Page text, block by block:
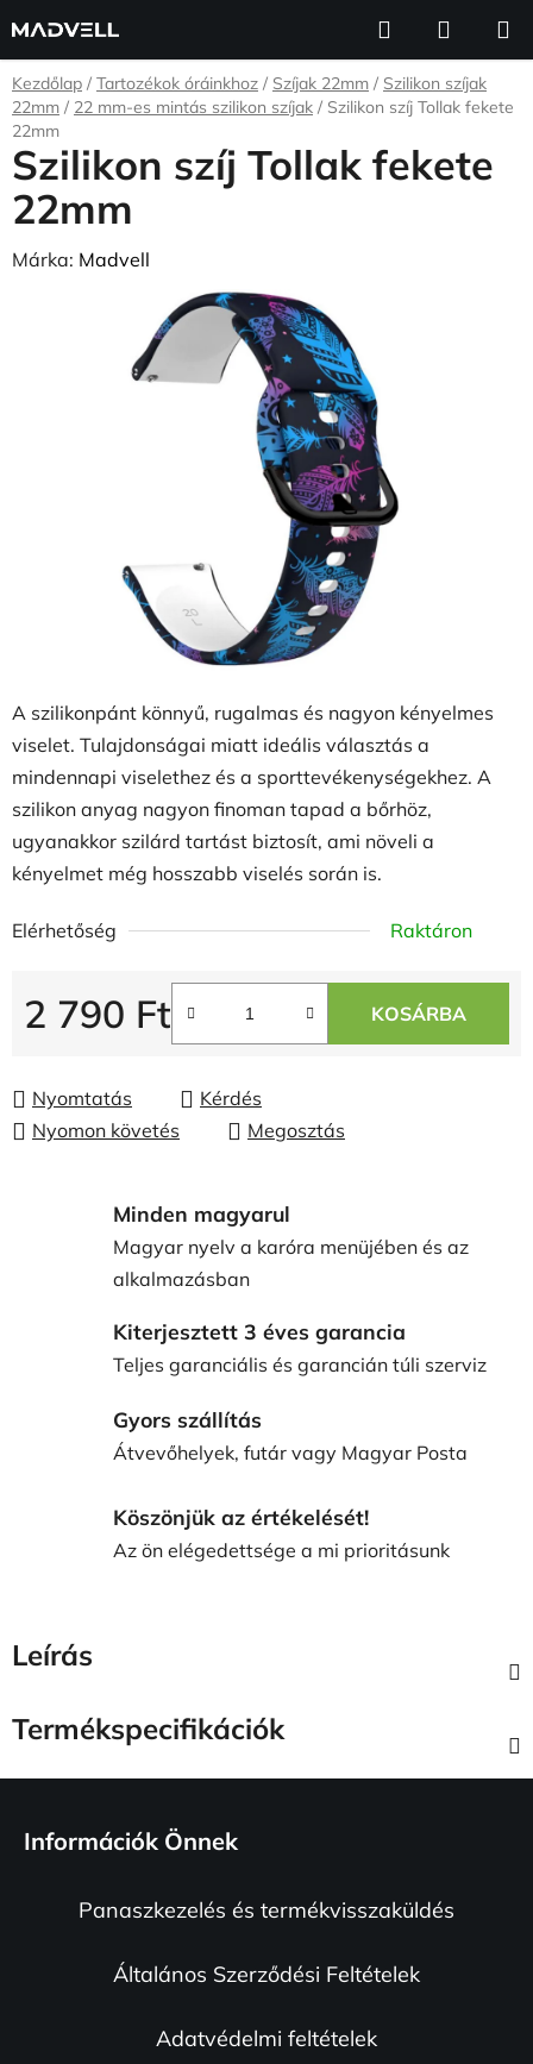
fő
tartalomhoz
KeresésKOSÁR
Kezdőlap / Tartozékok óráinkhoz / Szíjak 22mm / Szilikon szíjak
22mm / 22 mm-es mintás szilikon szíjak / Szilikon szíj Tollak fekete
22mm
A szilikonpánt könnyű, rugalmas és nagyon kényelmes
viselet. Tulajdonságai miatt ideális választás a
mindennapi viselethez és a sporttevékenységekhez. A
szilikon anyag nagyon finoman tapad a bőrhöz,
ugyanakkor szilárd tartást biztosít, ami növeli a
kényelmet még hosszabb viselés során is.
Elérhetőség Raktáron
2 790 Ft KOSÁRBA
Nyomtatás
Kérdés
Nyomon követés
Megosztás
Szilikon szíj Tollak fekete
22mm
Márka: Madvell
Minden magyarul
Magyar nyelv a karóra menüjében és az
alkalmazásban
Kiterjesztett 3 éves garancia
Teljes garanciális és garancián túli szerviz
Gyors szállítás
Átvevőhelyek, futár vagy Magyar Posta
Köszönjük az értékelését!
Az ön elégedettsége a mi prioritásunk
Leírás
Termékspecifikációk
Információk Önnek
Panaszkezelés és termékvisszaküldés
Általános Szerződési Feltételek
Adatvédelmi feltételek